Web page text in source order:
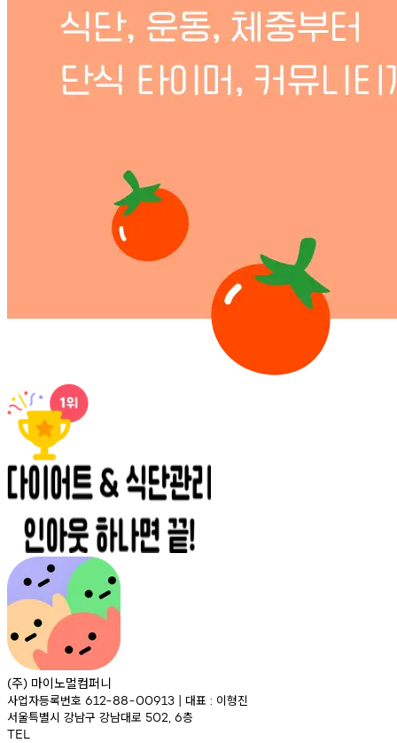
(주) 마이노멀컴퍼니
사업자등록번호 612-88-00913 대표 : 이형진
서울특별시 강남구 강남대로 502, 6층
TEL